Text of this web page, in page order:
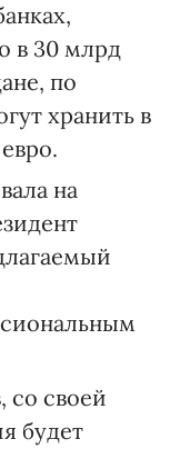
в 30 млрд
по
хранить в
на
своей
будет